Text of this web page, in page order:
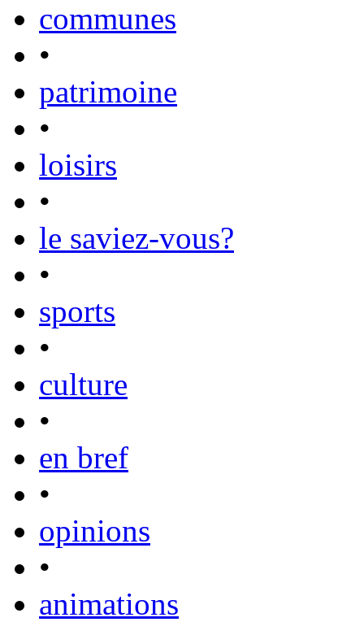
communes
•
patrimoine
•
loisirs
•
le saviez-vous?
•
sports
•
culture
•
en bref
•
opinions
•
animations